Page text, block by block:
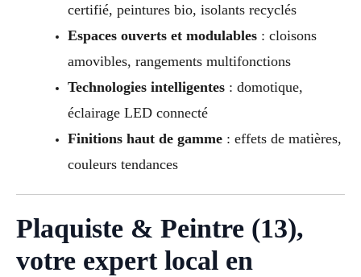
certifié, peintures bio, isolants recyclés
Espaces ouverts et modulables: cloisons
amovibles, rangements multifonctions
Technologies intelligentes: domotique,
éclairage LED connecté
Finitions haut de gamme: effets de matières,
couleurs tendances
Plaquiste & Peintre (13),
votre expert local en